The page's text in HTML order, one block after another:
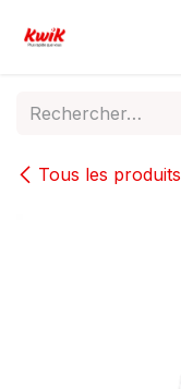
Tous les produits